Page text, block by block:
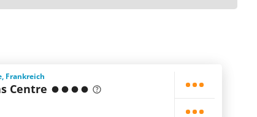
Frankreich
Centre